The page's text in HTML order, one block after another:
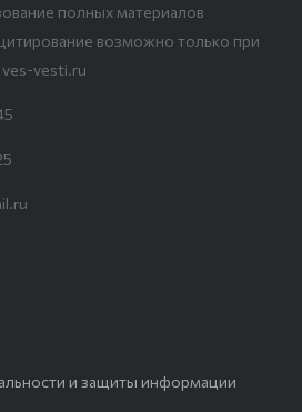
полных материалов
возможно только при
ves-vesti.ru
и защиты информации